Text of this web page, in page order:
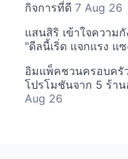
กิจการที่ดี 7 Aug 26
แสนสิริ เข้าใจความ
"ดีลนี้เริ่ด แจกแรง แ
อิมแพ็คชวนครอบครั
โปรโมชันจาก 5 ร้า
Aug 26